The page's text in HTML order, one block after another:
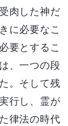
肉した神だ
に必要なこ
要とするこ
、一つの段
。そして残
行し、霊が
律法の時代